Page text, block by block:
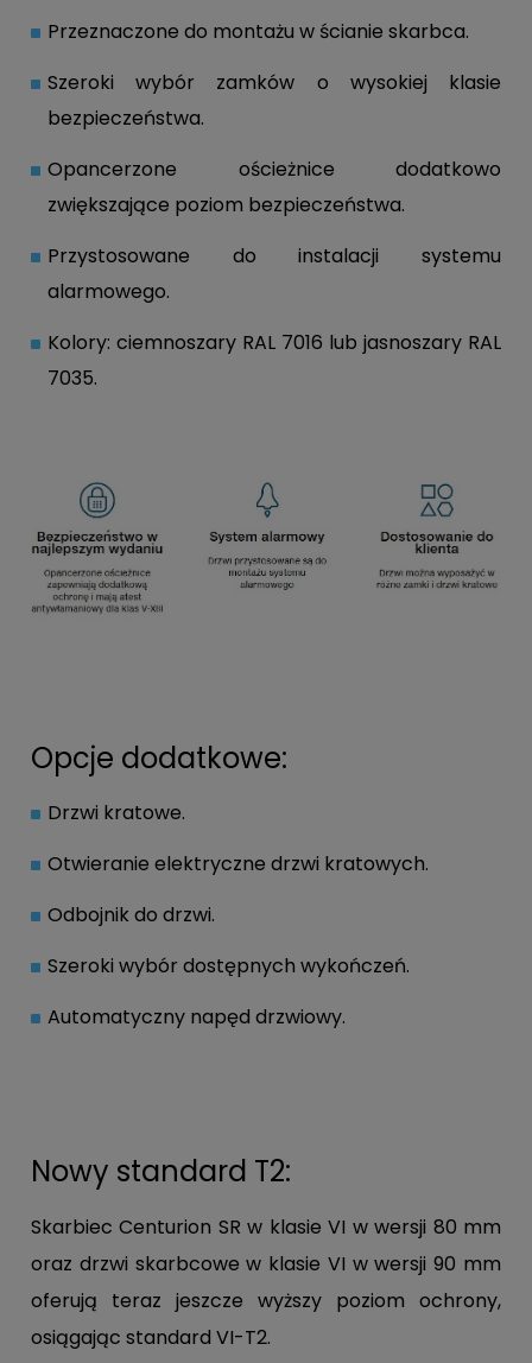
Przeznaczone do montażu w ścianie skarbca.
Szeroki wybór zamków o wysokiej klasie
bezpieczeństwa.
Opancerzone ościeżnice dodatkowo
zwiększające poziom bezpieczeństwa.
Przystosowane do instalacji systemu
alarmowego.
Kolory: ciemnoszary RAL 7016 lub jasnoszary RAL
7035.
Opcje dodatkowe:
Drzwi kratowe.
Otwieranie elektryczne drzwi kratowych.
Odbojnik do drzwi.
Szeroki wybór dostępnych wykończeń.
Automatyczny napęd drzwiowy.
Nowy standard T2:
Skarbiec Centurion SR w klasie VI w wersji 80 mm
oraz drzwi skarbcowe w klasie VI w wersji 90 mm
oferują teraz jeszcze wyższy poziom ochrony,
osiągając standard VI-T2.